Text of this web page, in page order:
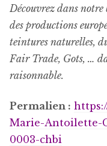
Découvrez dans notre
des productions
teintures naturelles,
Fair Trade, Gots, …
raisonnable.
Permalien :
Marie-Antoilette-
0003-chbi